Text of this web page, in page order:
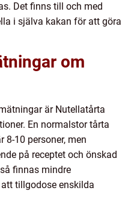
Det finns till och med
i själva kakan för att göra
om
är Nutellatårta
En normalstor tårta
8-10 personer, men
på receptet och önskad
finnas mindre
tillgodose enskilda